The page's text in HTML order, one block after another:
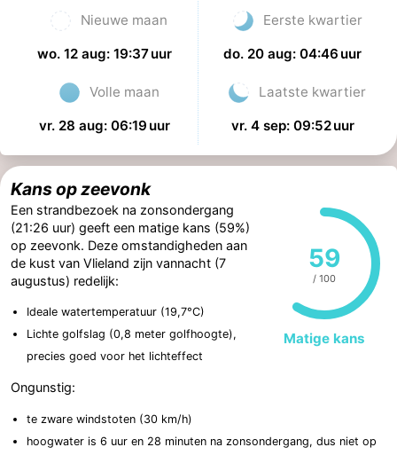
Nieuwe maan
wo. 12 aug: 19:37 uur
Eerste kwartier
do. 20 aug: 04:46 uur
Volle maan
vr. 28 aug: 06:19 uur
Laatste kwartier
vr. 4 sep: 09:52 uur
Kans op zeevonk
59
/ 100
Matige kans
Een strandbezoek na zonsondergang
(21:26 uur) geeft een matige kans (59%)
op zeevonk. Deze omstandigheden aan
de kust van Vlieland zijn vannacht (7
augustus) redelijk:
Ideale watertemperatuur (19,7°C)
Lichte golfslag (0,8 meter golfhoogte),
precies goed voor het lichteffect
Ongunstig:
te zware windstoten (30 km/h)
hoogwater is 6 uur en 28 minuten na zonsondergang, dus niet op